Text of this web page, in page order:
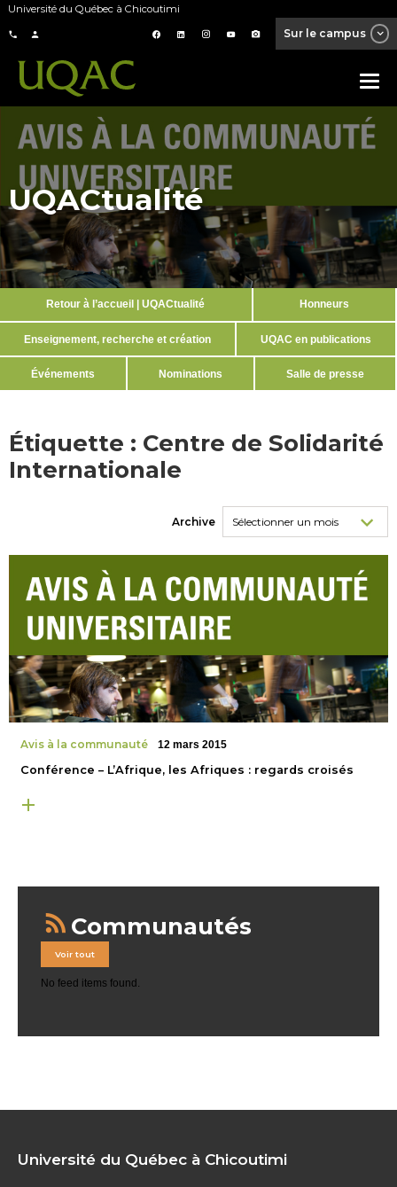
Université du Québec à Chicoutimi
Sur le campus
UQACtualité
Retour à l’accueil | UQACtualité Honneurs
Enseignement, recherche et création UQAC en publications
Événements Nominations Salle de presse
Étiquette : Centre de Solidarité
Internationale
Archive
Avis à la communauté 12 mars 2015
Conférence – L’Afrique, les Afriques : regards croisés
Communautés
Voir tout
No feed items found.
Université du Québec à Chicoutimi